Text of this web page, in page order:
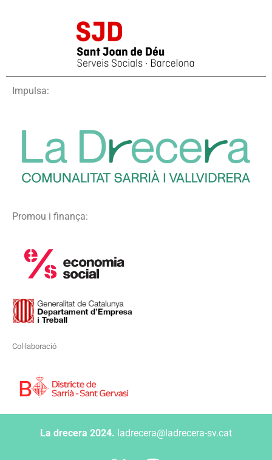
Impulsa:
Promou i finança:
Col·laboració
La drecera 2024. ladrecera@ladrecera-sv.cat